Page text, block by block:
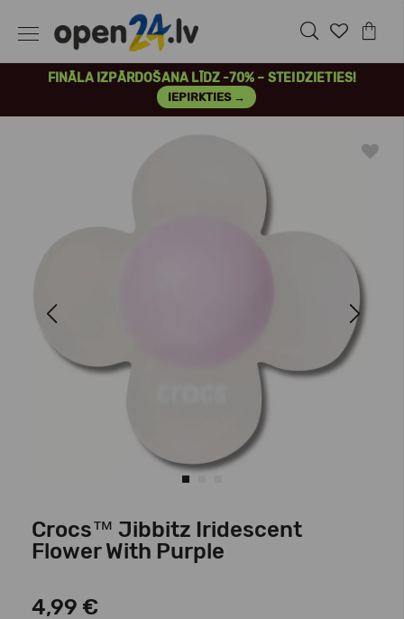
FINĀLA IZPĀRDOŠANA LĪDZ -70% – STEIDZIETIES!
IEPIRKTIES →
Next
Crocs™ Jibbitz Iridescent
Flower With Purple
4,99 €